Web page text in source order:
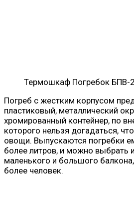
Термошкаф Погребок БПВ-
Погреб с жестким корпусом
пластиковый, металлический
хромированный контейнер, по
которого нельзя догадаться,
овощи. Выпускаются погребки
более литров, и можно выбрать
маленького и большого
более человек.